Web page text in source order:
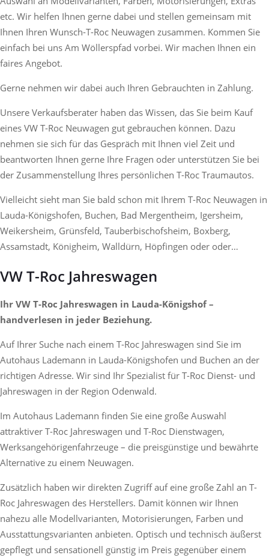
etc. Wir helfen Ihnen gerne dabei und stellen gemeinsam mit
Ihnen Ihren Wunsch-T-Roc Neuwagen zusammen. Kommen Sie
einfach bei uns Am Wöllerspfad vorbei. Wir machen Ihnen ein
faires Angebot.
Gerne nehmen wir dabei auch Ihren Gebrauchten in Zahlung.
Unsere Verkaufsberater haben das Wissen, das Sie beim Kauf
eines VW T-Roc Neuwagen gut gebrauchen können. Dazu
nehmen sie sich für das Gespräch mit Ihnen viel Zeit und
beantworten Ihnen gerne Ihre Fragen oder unterstützen Sie bei
der Zusammenstellung Ihres persönlichen T-Roc Traumautos.
Vielleicht sieht man Sie bald schon mit Ihrem T-Roc Neuwagen in
Lauda-Königshofen, Buchen, Bad Mergentheim, Igersheim,
Weikersheim, Grünsfeld, Tauberbischofsheim, Boxberg,
Assamstadt, Königheim, Walldürn, Höpfingen oder oder…
VW T-Roc Jahreswagen
Ihr VW T-Roc Jahreswagen in Lauda-Königshof –
handverlesen in jeder Beziehung.
Auf Ihrer Suche nach einem T-Roc Jahreswagen sind Sie im
Autohaus Lademann in Lauda-Königshofen und Buchen an der
richtigen Adresse. Wir sind Ihr Spezialist für T-Roc Dienst- und
Jahreswagen in der Region Odenwald.
Im Autohaus Lademann finden Sie eine große Auswahl
attraktiver T-Roc Jahreswagen und T-Roc Dienstwagen,
Werksangehörigenfahrzeuge – die preisgünstige und bewährte
Alternative zu einem Neuwagen.
Zusätzlich haben wir direkten Zugriff auf eine große Zahl an T-
Roc Jahreswagen des Herstellers. Damit können wir Ihnen
nahezu alle Modellvarianten, Motorisierungen, Farben und
Ausstattungsvarianten anbieten. Optisch und technisch äußerst
gepflegt und sensationell günstig im Preis gegenüber einem